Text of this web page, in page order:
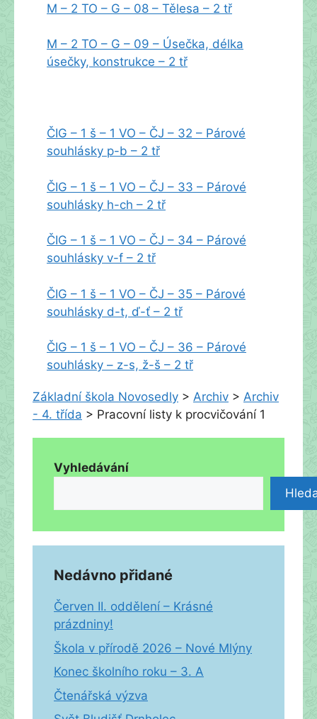
M – 2 TO – G – 08 – Tělesa – 2 tř
M – 2 TO – G – 09 – Úsečka, délka
úsečky, konstrukce – 2 tř
ČIG – 1 š – 1 VO – ČJ – 32 – Párové
souhlásky p-b – 2 tř
ČIG – 1 š – 1 VO – ČJ – 33 – Párové
souhlásky h-ch – 2 tř
ČIG – 1 š – 1 VO – ČJ – 34 – Párové
souhlásky v-f – 2 tř
ČIG – 1 š – 1 VO – ČJ – 35 – Párové
souhlásky d-t, ď-ť – 2 tř
ČIG – 1 š – 1 VO – ČJ – 36 – Párové
souhlásky – z-s, ž-š – 2 tř
Základní škola Novosedly > Archiv > Archiv
- 4. třída > Pracovní listy k procvičování 1
Vyhledávání
Nedávno přidané
Červen II. oddělení – Krásné
prázdniny!
Škola v přírodě 2026 – Nové Mlýny
Konec školního roku – 3. A
Čtenářská výzva